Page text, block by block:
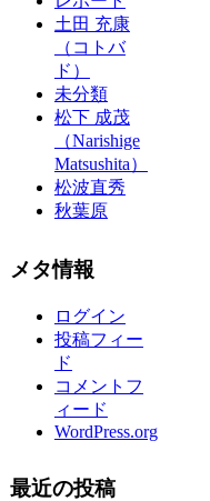
土田 充康
（コトバ
ド）
未分類
松下 成茂
（Narishige
Matsushita）
松波直秀
秋葉原
メタ情報
ログイン
投稿フィー
ド
コメントフ
ィード
WordPress.org
最近の投稿